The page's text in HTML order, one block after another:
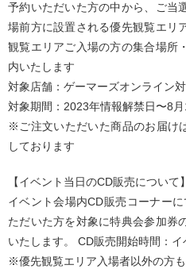
予約いただいた方の中から、ご当
場前方に設置される優先観覧エ
観覧エリアご入場の方の集合場所
内いたします
対象店舗：ゲーマーズオンライン
対象期間：2023年情報解禁日〜8
※ご注文いただいた商品のお届け
しております
【イベント当日のCD販売について】
イベント会場内CD販売コーナー
ただいた方を対象に特典会参加券
いたします。 CD販売開始時間：
※優先観覧エリア入場者以外の方も